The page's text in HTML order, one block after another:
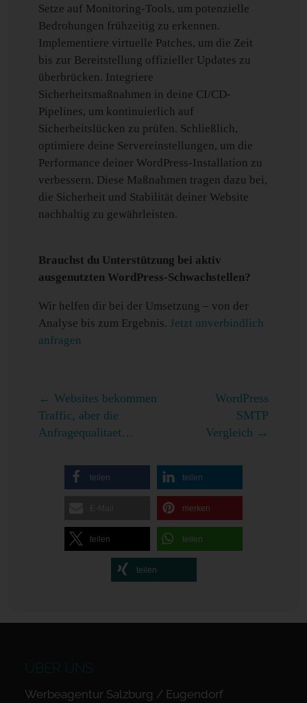
Setze auf Monitoring-Tools, um potenzielle
Bedrohungen frühzeitig zu erkennen.
Implementiere virtuelle Patches, um die Zeit
bis zur Bereitstellung offizieller Updates zu
überbrücken. Integriere
Sicherheitsmaßnahmen in deine CI/CD-
Pipelines, um kontinuierlich auf
Sicherheitslücken zu prüfen. Schließlich,
optimiere deine Servereinstellungen, um die
Performance deiner WordPress-Installation zu
verbessern. Diese Maßnahmen tragen dazu bei,
die Sicherheit und Stabilität deiner Website
nachhaltig zu gewährleisten.
Brauchst du Unterstützung bei aktiv
ausgenutzten WordPress-Schwachstellen?
Wir helfen dir bei der Umsetzung – von der
Analyse bis zum Ergebnis.Jetzt unverbindlich
anfragen
←Websites bekommen
Traffic, aber die
Anfragequalitaet…
WordPress
SMTP
Vergleich →
teilen teilen
merken
teilen teilen
teilen
ÜBER UNS
Werbeagentur Salzburg / Eugendorf